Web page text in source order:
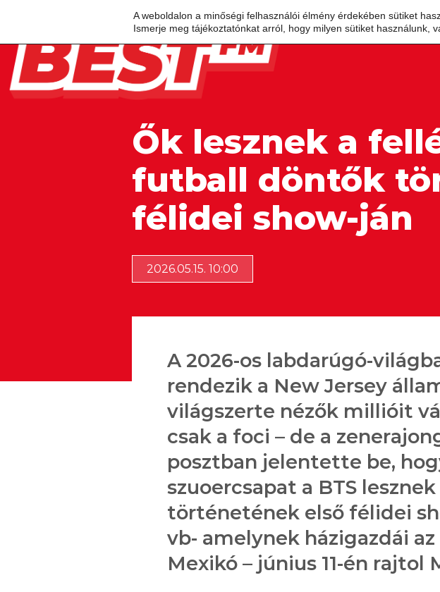
Ők lesznek a
futball döntők
félidei show-ján
2026.05.15. 10:00
A 2026-os labdarúgó-
rendezik a New Jersey
világszerte nézők millióit
csak a foci – de a
posztban jelentette be,
szuoercsapat a BTS
történetének első félidei
vb- amelynek házigazdái
Mexikó – június 11-én rajtol
A weboldalon a minőségi felhasználói élmény érdekében sütiket
Ismerje meg tájékoztatónkat arról, hogy milyen sütiket használunk,